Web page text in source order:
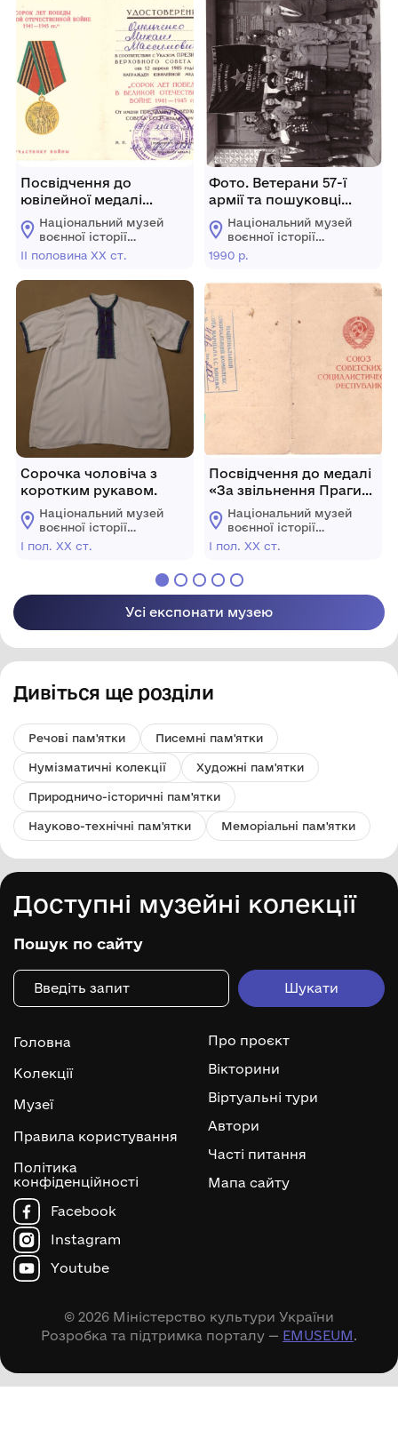
Посвідчення до
ювілейної медалі
«Сорок років Перемоги
у Великій Вітчизняній
війні 1941-1945 рр.»
Максимовича.
Національний музей
воєнної історії
Слобожанщини
ІІ половина ХХ ст.
Сорочка чоловіча з
коротким рукавом.
Національний музей
воєнної історії
Слобожанщини
І пол. ХХ ст.
Фото. Ветерани 57-ї
армії та пошуковці
загону «Поиск-57».
Національний музей
воєнної історії
Слобожанщини
1990 р.
Посвідчення до медалі
«За звільнення Праги»
Павловського Рафаїла
Семеновича.
Національний музей
воєнної історії
Слобожанщини
І пол. ХХ ст.
Усі експонати музею
Дивіться ще розділи
Речові пам'ятки Писемні пам'ятки
Нумізматичні колекції Художні пам'ятки
Природничо-історичні пам'ятки
Науково-технічні пам'ятки Меморіальні пам'ятки
Доступні музейні колекції
Пошук по сайту
Головна
Колекції
Музеї
Правила користування
Політика
конфіденційності
Про проєкт
Вікторини
Віртуальні тури
Автори
Часті питання
Мапа сайту
Facebook
Instagram
Youtube
© 2026 Міністерство культури України
Розробка та підтримка порталу — EMUSEUM .